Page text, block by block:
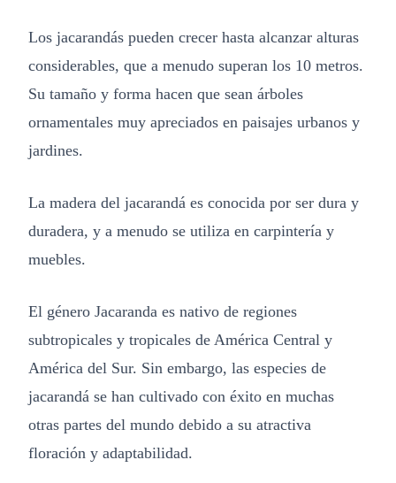
Los jacarandás pueden crecer hasta alcanzar alturas
considerables, que a menudo superan los 10 metros.
Su tamaño y forma hacen que sean árboles
ornamentales muy apreciados en paisajes urbanos y
jardines.
La madera del jacarandá es conocida por ser dura y
duradera, y a menudo se utiliza en carpintería y
muebles.
El género Jacaranda es nativo de regiones
subtropicales y tropicales de América Central y
América del Sur. Sin embargo, las especies de
jacarandá se han cultivado con éxito en muchas
otras partes del mundo debido a su atractiva
floración y adaptabilidad.